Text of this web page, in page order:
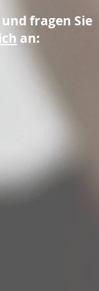
fragen Sie
an: